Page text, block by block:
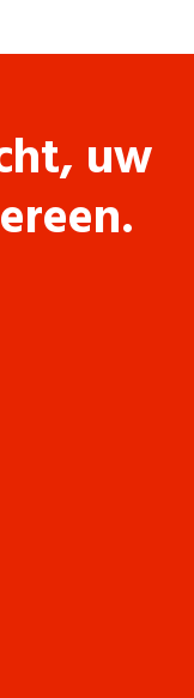
uw